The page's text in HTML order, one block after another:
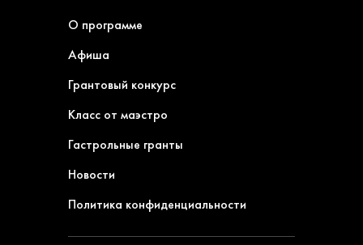
О программе
Афиша
Грантовый конкурс
Класс от маэстро
Гастрольные гранты
Новости
Политика конфиденциальности